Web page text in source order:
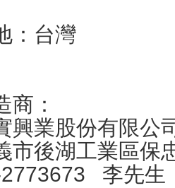
：台灣
商：
興業股份有限公
市後湖工業區保
李先生